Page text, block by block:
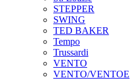
STEPPER
SWING
TED BAKER
Tempo
Trussardi
VENTO
VENTO/VENTOE